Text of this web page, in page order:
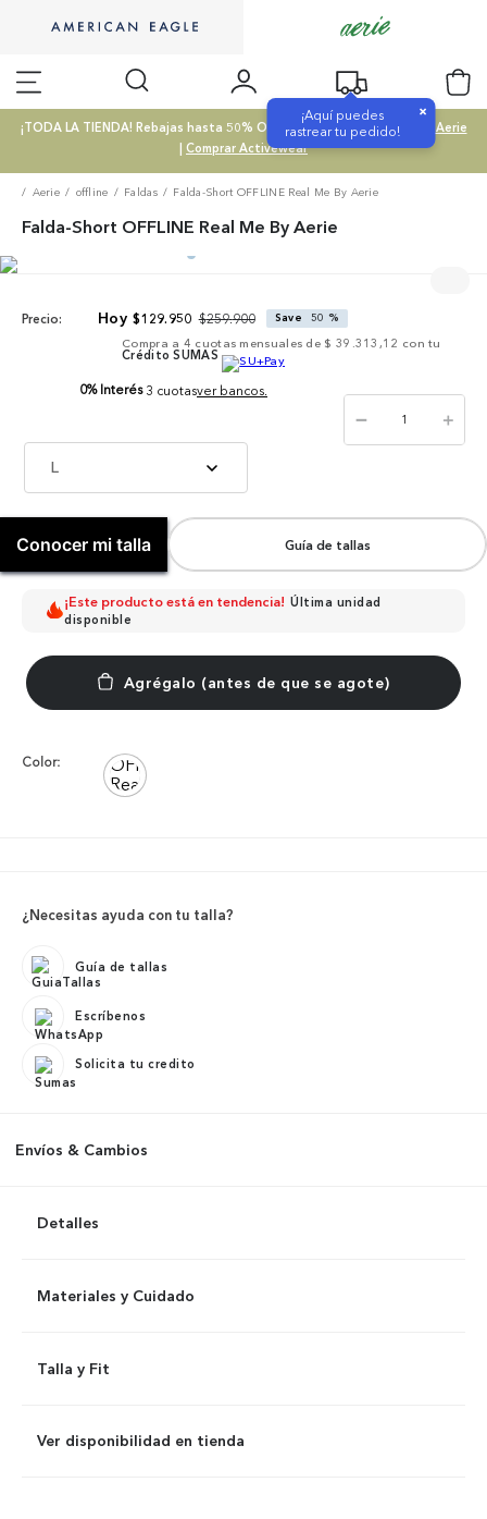
¡Aquí puedes
rastrear tu pedido!
×
¡TODA LA TIENDA! Rebajas hasta 50% OFF |Comprar SALE|Comprar Aerie
| Comprar Activewear
Aerie offline Faldas Falda-Short OFFLINE Real Me By Aerie
Falda-Short OFFLINE Real Me By Aerie
Precio: $129. 950 $259.900 Save 50 %
Compra a 4 cuotas mensuales de $ 39.313,12 con tu
Crédito SUMAS
0% Interés 3 cuotasver bancos.
L
＋
－
Conocer mi talla Guía de tallas
¡Este producto está en tendencia! Última unidad
disponible
Color:
¿Necesitas ayuda con tu talla?
Guía de tallas
Escríbenos
Solicita tu credito
Envíos & Cambios
Detalles
Materiales y Cuidado
Talla y Fit
Ver disponibilidad en tienda